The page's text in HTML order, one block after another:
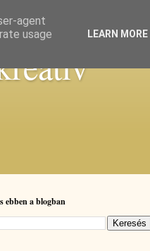
ebben a blogban
agent
usage
LEARN MORE